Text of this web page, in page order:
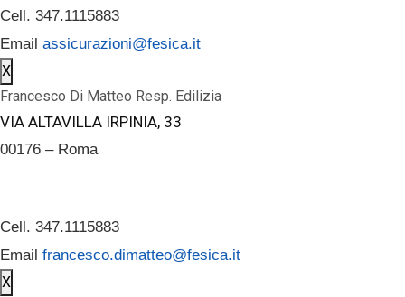
Cell. 347.1115883
Email assicurazioni@fesica.it
X
Francesco Di Matteo Resp. Edilizia
VIA ALTAVILLA IRPINIA, 33
00176 – Roma
Cell. 347.1115883
Email francesco.dimatteo@fesica.it
X